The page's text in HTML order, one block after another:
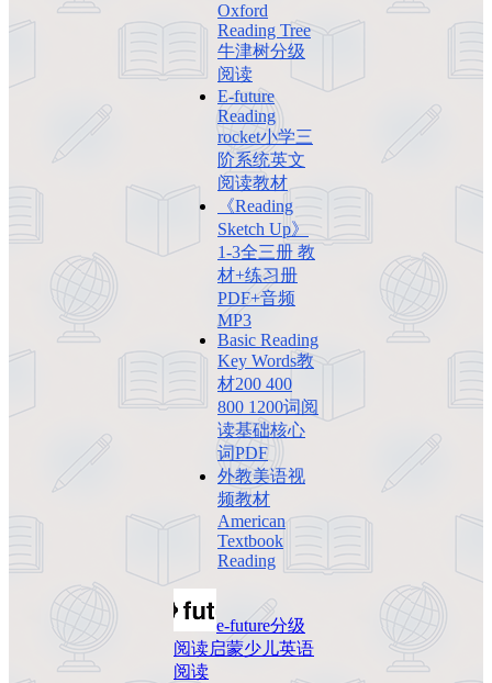
Oxford
Reading Tree
牛津树分级
阅读
E-future
Reading
rocket小学三
阶系统英文
阅读教材
《Reading
Sketch Up》
1-3全三册 教
材+练习册
PDF+音频
MP3
Basic Reading
Key Words教
材200 400
800 1200词阅
读基础核心
词PDF
外教美语视
频教材
American
Textbook
Reading
e-future分级
阅读启蒙少儿英语
阅读